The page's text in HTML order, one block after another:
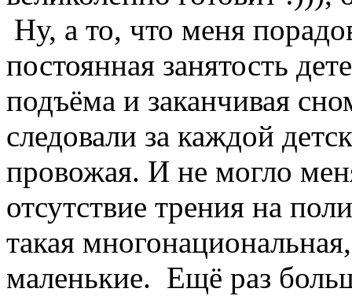
Ну, а то, что меня
постоянная занятость
подъёма и заканчивая
следовали за каждой
провожая. И не могло
отсутствие трения на
такая
маленькие. Ещё раз